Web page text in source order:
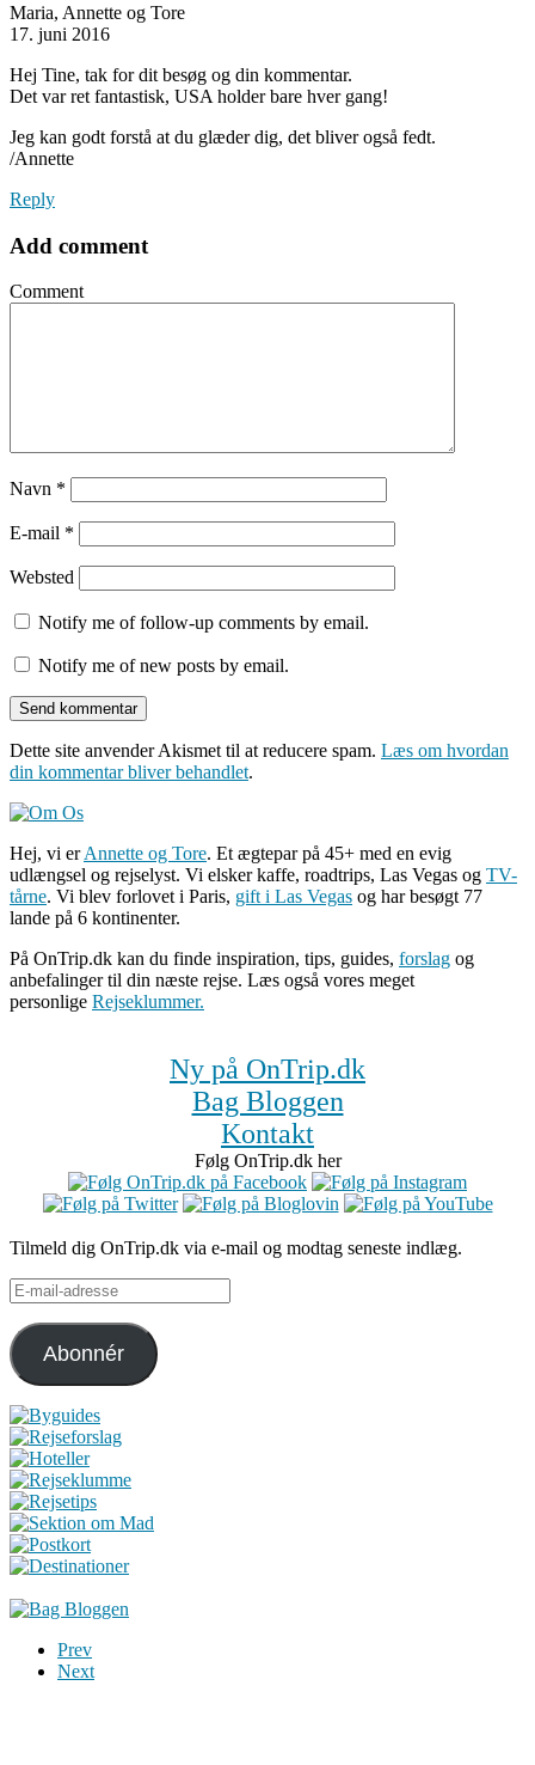
Maria, Annette og Tore
17. juni 2016
Hej Tine, tak for dit besøg og din kommentar.
Det var ret fantastisk, USA holder bare hver gang!
Jeg kan godt forstå at du glæder dig, det bliver også fedt.
/Annette
Reply
Add comment
Comment
Navn *
E-mail *
Websted
Notify me of follow-up comments by email.
Notify me of new posts by email.
Dette site anvender Akismet til at reducere spam. Læs om hvordan
din kommentar bliver behandlet.
Hej, vi erAnnette og Tore. Et ægtepar på 45+ med en evig
udlængsel og rejselyst. Vi elsker kaffe, roadtrips, Las Vegas og TV-
tårne. Vi blev forlovet i Paris, gift i Las Vegas og har besøgt 77
lande på 6 kontinenter.
På OnTrip.dk kan du finde inspiration, tips, guides, forslag og
anbefalinger til din næste rejse. Læs også vores meget
personlige Rejseklummer.
Ny på OnTrip.dk
Bag Bloggen
Kontakt
Følg OnTrip.dk her
Tilmeld dig OnTrip.dk via e-mail og modtag seneste indlæg.
E-
mail-
adresse
Abonnér
Prev
Next